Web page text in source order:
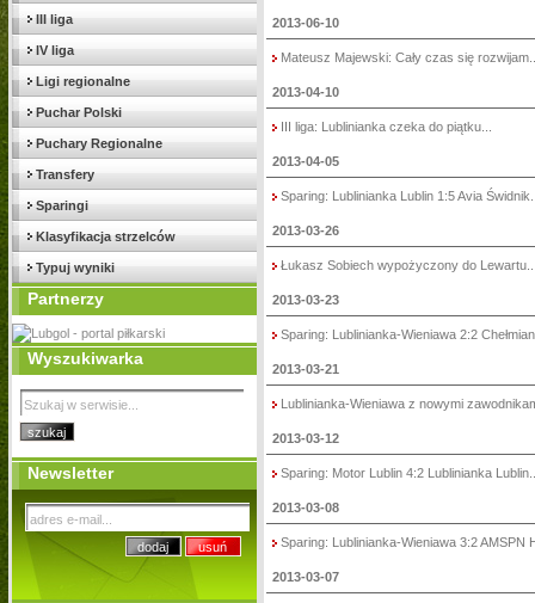
III liga
IV liga
Ligi regionalne
Puchar Polski
Puchary Regionalne
Transfery
Sparingi
Klasyfikacja strzelców
Typuj wyniki
Partnerzy
Wyszukiwarka
Newsletter
2013-06-10
Mateusz Majewski: Cały czas się
2013-04-10
III liga: Lublinianka czeka do piątku...
2013-04-05
Sparing: Lublinianka Lublin 1:5 Avia
2013-03-26
Łukasz Sobiech wypożyczony do
2013-03-23
Sparing: Lublinianka-Wieniawa 2:2
2013-03-21
Lublinianka-Wieniawa z nowymi
2013-03-12
Sparing: Motor Lublin 4:2 Lublinianka
2013-03-08
Sparing: Lublinianka-Wieniawa 3:2 AMSPN
2013-03-07